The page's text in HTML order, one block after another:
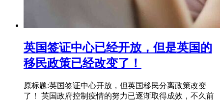
英国签证中心已经开放，但是英国的
移民政策已经改变了！
原标题:英国签证中心开放，但英国移民分离政策改变
了！ 英国政府控制疫情的努力已逐渐取得成效，不久前